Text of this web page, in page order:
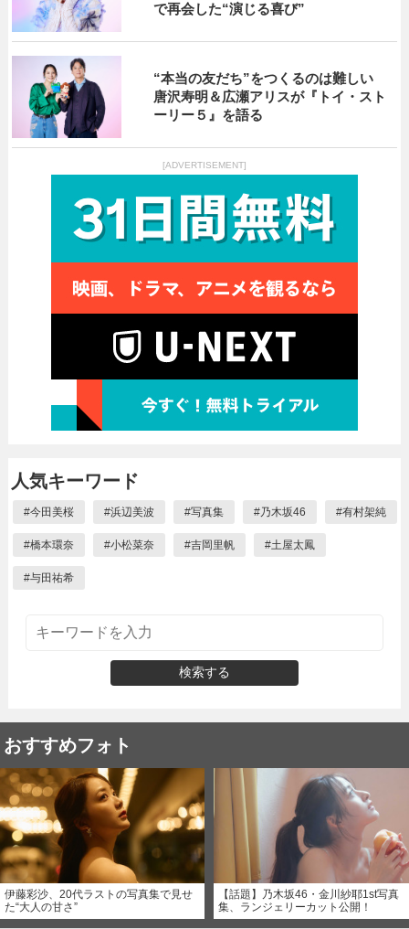
で再会した“演じる喜び”
“本当の友だち”をつくるのは難しい
唐沢寿明＆広瀬アリスが『トイ・スト
ーリー５』を語る
[ADVERTISEMENT]
人気キーワード
#今田美桜 #浜辺美波 #写真集 #乃木坂46 #有村架純
#橋本環奈 #小松菜奈 #吉岡里帆 #土屋太鳳
#与田祐希
検索する
おすすめフォト
伊藤彩沙、20代ラストの写真集で見せ
た“大人の甘さ”
【話題】乃木坂46・金川紗耶1st写真
集、ランジェリーカット公開！